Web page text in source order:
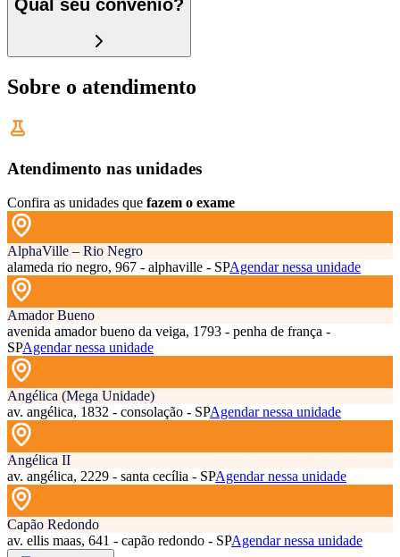
Qual seu convênio?
Sobre o atendimento
Atendimento nas unidades
Confira as unidades que fazem o exame
AlphaVille – Rio Negro
alameda rio negro, 967 - alphaville - SPAgendar nessa unidade
Amador Bueno
avenida amador bueno da veiga, 1793 - penha de frança -
SPAgendar nessa unidade
Angélica (Mega Unidade)
av. angélica, 1832 - consolação - SPAgendar nessa unidade
Angélica II
av. angélica, 2229 - santa cecília - SPAgendar nessa unidade
Capão Redondo
av. ellis maas, 641 - capão redondo - SPAgendar nessa unidade